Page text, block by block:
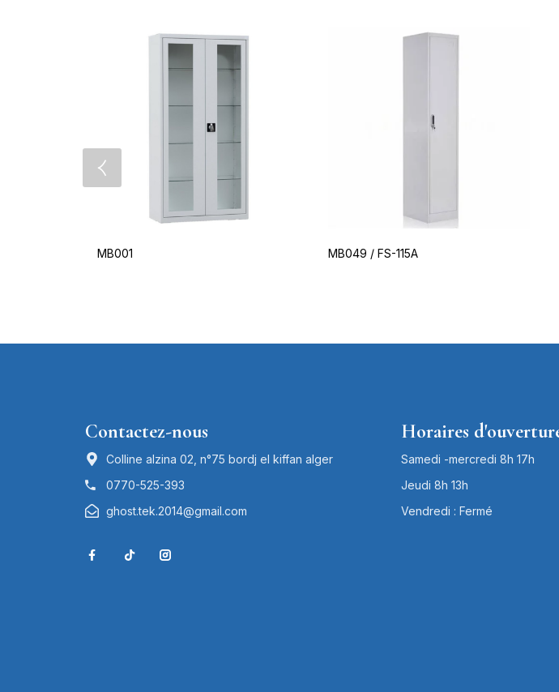
MB001 MB049 / FS-115A
Contactez-nous
Colline alzina 02, n°75 bordj el kiffan alger
0770-525-393
ghost.tek.2014@gmail.com
Horaires
Samedi -mercredi 8h 17h
Jeudi 8h 13h
Vendredi : Fermé